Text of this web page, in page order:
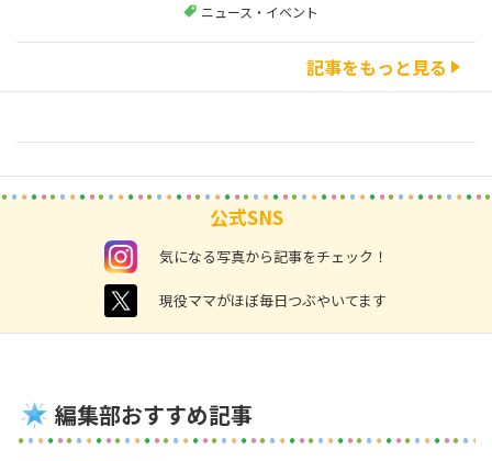
ニュース・イベント
記事をもっと見る
公式SNS
instagram 気になる写真から記事をチェック！
twitter 現役ママがほぼ毎日つぶやいてます
編集部おすすめ記事